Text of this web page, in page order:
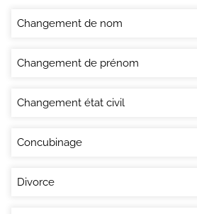
Changement de nom
Changement de prénom
Changement état civil
Concubinage
Divorce